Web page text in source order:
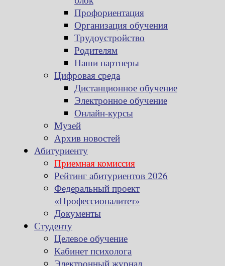
Профориентация
Организация обучения
Трудоустройство
Родителям
Наши партнеры
Цифровая среда
Дистанционное обучение
Электронное обучение
Онлайн-курсы
Музей
Архив новостей
Абитуриенту
Приемная комиссия
Рейтинг абитуриентов 2026
Федеральный проект
«Профессионалитет»
Документы
Студенту
Целевое обучение
Кабинет психолога
Электронный журнал